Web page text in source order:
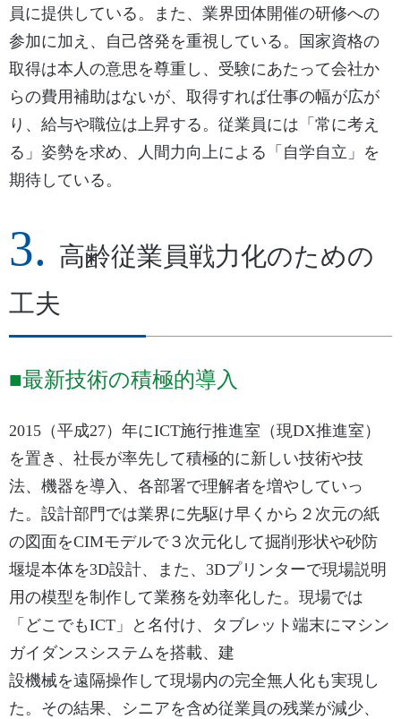
員に提供している。また、業界団体開催の研修への
参加に加え、自己啓発を重視している。国家資格の
取得は本人の意思を尊重し、受験にあたって会社か
らの費用補助はないが、取得すれば仕事の幅が広が
り、給与や職位は上昇する。従業員には「常に考え
る」姿勢を求め、人間力向上による「自学自立」を
期待している。
高齢従業員戦力化のための
工夫
■最新技術の積極的導入
2015（平成27）年にICT施行推進室（現DX推進室）
を置き、社長が率先して積極的に新しい技術や技
法、機器を導入、各部署で理解者を増やしていっ
た。設計部門では業界に先駆け早くから２次元の紙
の図面をCIMモデルで３次元化して掘削形状や砂防
堰堤本体を3D設計、また、3Dプリンターで現場説明
用の模型を制作して業務を効率化した。現場では
「どこでもICT」と名付け、タブレット端末にマシン
ガイダンスシステムを搭載、建
設機械を遠隔操作して現場内の完全無人化も実現し
た。その結果、シニアを含め従業員の残業が減少、